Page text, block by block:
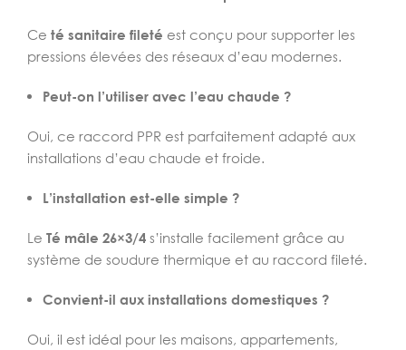
Ce té sanitaire fileté est conçu pour supporter les
pressions élevées des réseaux d’eau modernes.
Peut-on l’utiliser avec l’eau chaude ?
Oui, ce raccord PPR est parfaitement adapté aux
installations d’eau chaude et froide.
L’installation est-elle simple ?
Le Té mâle 26×3/4 s’installe facilement grâce au
système de soudure thermique et au raccord fileté.
Convient-il aux installations domestiques ?
Oui, il est idéal pour les maisons, appartements,